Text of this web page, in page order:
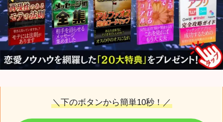
＼下のボタンから簡単10秒！／